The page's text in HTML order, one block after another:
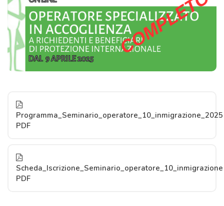
Programma_Seminario_operatore_10_inmigrazione_2025
PDF
Scheda_Iscrizione_Seminario_operatore_10_inmigrazione
PDF